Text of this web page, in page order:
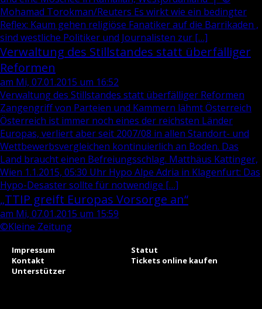
Mohamad Torokman/Reuters Es wirkt wie ein bedingter
Reflex: Kaum gehen religiöse Fanatiker auf die Barrikaden ,
sind westliche Politiker und Journalisten zur […]
Verwaltung des Stillstandes statt überfälliger
Reformen
am Mi, 07.01.2015 um 16:52
Verwaltung des Stillstandes statt überfälliger Reformen
Zangengriff von Parteien und Kammern lähmt Österreich
Österreich ist immer noch eines der reichsten Länder
Europas, verliert aber seit 2007/08 in allen Standort- und
Wettbewerbsvergleichen kontinuierlich an Boden. Das
Land braucht einen Befreiungsschlag. Matthäus Kattinger,
Wien 1.1.2015, 05:30 Uhr Hypo Alpe Adria in Klagenfurt: Das
Hypo-Desaster sollte für notwendige […]
„TTIP greift Europas Vorsorge an“
am Mi, 07.01.2015 um 15:59
©Kleine Zeitung
Impressum
Statut
Kontakt
Tickets online kaufen
Unterstützer